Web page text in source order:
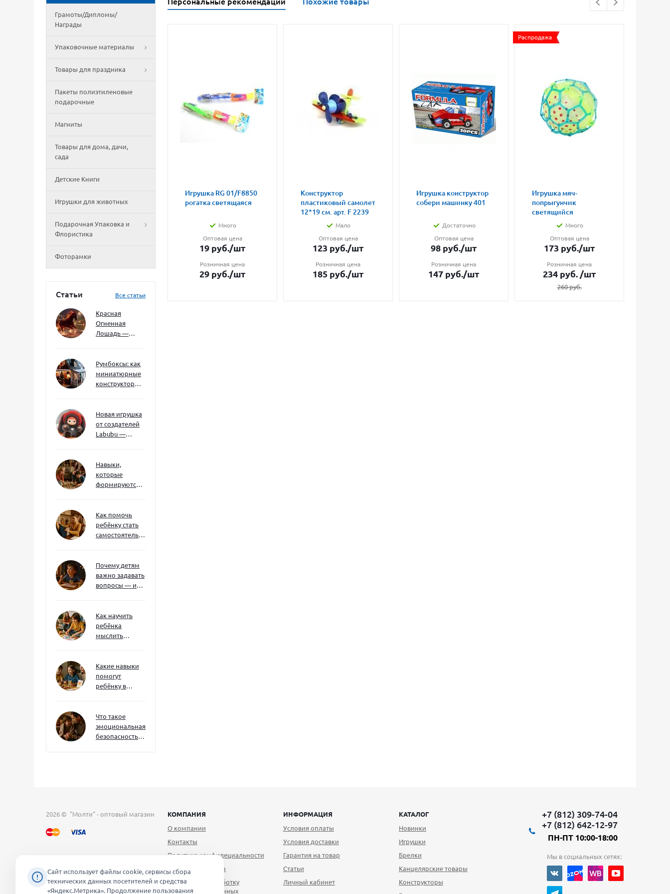
Грамоты/Дипломы/
Награды
Упаковочные материалы
Товары для праздника
Пакеты полиэтиленовые
подарочные
Магниты
Товары для дома, дачи,
сада
Детские Книги
Игрушки для животных
Подарочная Упаковка и
Флористика
Фоторамки
Статьи Все статьи
Красная
Огненная
Лошадь —
ждать и как
подготовиться
Румбоксы: как
миниатюрные
конструкторы
мышление и
внимание к
деталям
Новая игрушка
от создателей
Labubu —
Навыки,
которые
формируются
ребёнка
успешным
Как помочь
ребёнку стать
самостоятельным
Почему детям
важно задавать
вопросы — и
Как научить
ребёнка
мыслить
сложностей
Какие навыки
помогут
ребёнку в
их уже сейчас
Что такое
эмоциональная
безопасность
Игрушка RG 01/F8850
рогатка светящаяся
Много
Оптовая цена
19 руб./шт
Розничная цена
29 руб./шт
Конструктор
пластиковый самолет
12*19 см. арт. F 2239
Мало
Оптовая цена
123 руб./шт
Розничная цена
185 руб./шт
Игрушка конструктор
собери машинку 401
Достаточно
Оптовая цена
98 руб./шт
Розничная цена
147 руб./шт
Распродажа
Игрушка мяч-
попрыгунчик
светящийся
Много
Оптовая цена
173 руб./шт
Розничная цена
234 руб. /шт
260руб.
2026 © "Молти" - оптовый магазин
КОМПАНИЯ
О компании
Контакты
Политика конфидециальности
Публичная оферта
Согласие на обработку
персональных данных
ИНФОРМАЦИЯ
Условия оплаты
Условия доставки
Гарантия на товар
Статьи
Личный кабинет
КАТАЛОГ
Новинки
Игрушки
Брелки
Канцелярские товары
Конструкторы
+7 (812) 309-74-04
+7 (812) 642-12-97
ПН-ПТ 10:00-18:00
Мы в социальных сетях:
Сайт использует файлы cookie, сервисы сбора
технических данных посетителей и средства
«Яндекс.Метрика». Продолжение пользования